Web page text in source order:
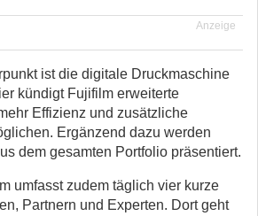
Anzeige
ist die digitale Druckmaschine
kündigt Fujifilm erweiterte
Effizienz und zusätzliche
Ergänzend dazu werden
dem gesamten Portfolio präsentiert.
umfasst zudem täglich vier kurze
Partnern und Experten. Dort geht